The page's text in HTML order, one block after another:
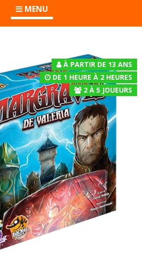
MENU
À PARTIR DE 13 ANS
DE 1 HEURE À 2 HEURES
2 À 5 JOUEURS